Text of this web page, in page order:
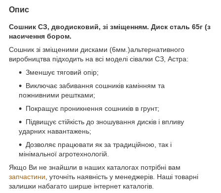
Опис
Сошник СЗ, дводисковий, зі зміщенням. Диск сталь 65г (з
насичення бором.
Сошник зі зміщеними дисками (6мм.)альтернативного
виробництва підходить на всі моделі сівалки СЗ, Астра:
Зменшує тяговий опір;
Виключає забивання сошників камінням та
пожнивними рештками;
Покращує проникнення сошників в грунт;
Підвищує стійкість до зношування дисків і впливу
ударних навантажень;
Дозволяє працювати як за традиційною, так і
мінімальної агротехнологій.
Якщо Ви не знайшли в наших каталогах потрібні вам
запчастини , уточніть наявність у менеджерів. Наші товарні
залишки набагато ширше інтернет каталогів.